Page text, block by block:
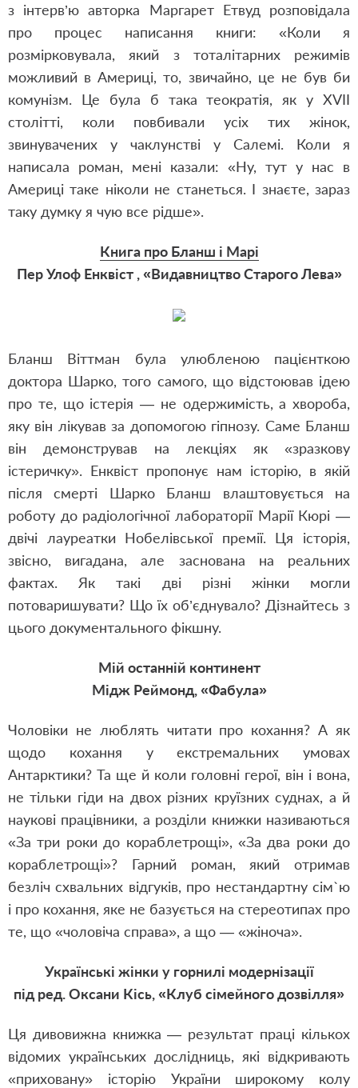
з інтерв’ю авторка Маргарет Етвуд розповідала
про процес написання книги: «Коли я
розмірковувала, який з тоталітарних режимів
можливий в Америці, то, звичайно, це не був би
комунізм. Це була б така теократія, як у XVII
столітті, коли повбивали усіх тих жінок,
звинувачених у чаклунстві у Салемі. Коли я
написала роман, мені казали: «Ну, тут у нас в
Америці таке ніколи не станеться. І знаєте, зараз
таку думку я чую все рідше».
Книга про Бланш і Марі
Пер Улоф Енквіст , «Видавництво Старого Лева»
Бланш Віттман була улюбленою пацієнткою
доктора Шарко, того самого, що відстоював ідею
про те, що істерія — не одержимість, а хвороба,
яку він лікував за допомогою гіпнозу. Саме Бланш
він демонстрував на лекціях як «зразкову
істеричку». Енквіст пропонує нам історію, в якій
після смерті Шарко Бланш влаштовується на
роботу до радіологічної лабораторії Марії Кюрі —
двічі лауреатки Нобелівської премії. Ця історія,
звісно, вигадана, але заснована на реальних
фактах. Як такі дві різні жінки могли
потоваришувати? Що їх об’єднувало? Дізнайтесь з
цього документального фікшну.
Мій останній континент
Мідж Реймонд, «Фабула»
Чоловіки не люблять читати про кохання? А як
щодо кохання у екстремальних умовах
Антарктики? Та ще й коли головні герої, він і вона,
не тільки гіди на двох різних круїзних суднах, а й
наукові працівники, а розділи книжки називаються
«За три роки до кораблетрощі», «За два роки до
кораблетрощі»? Гарний роман, який отримав
безліч схвальних відгуків, про нестандартну сім`ю
і про кохання, яке не базується на стереотипах про
те, що «чоловіча справа», а що — «жіноча».
Українські жінки у горнилі модернізації
під ред. Оксани Кісь, «Клуб сімейного дозвілля»
Ця дивовижна книжка — результат праці кількох
відомих українських дослідниць, які відкривають
«приховану» історію України широкому колу